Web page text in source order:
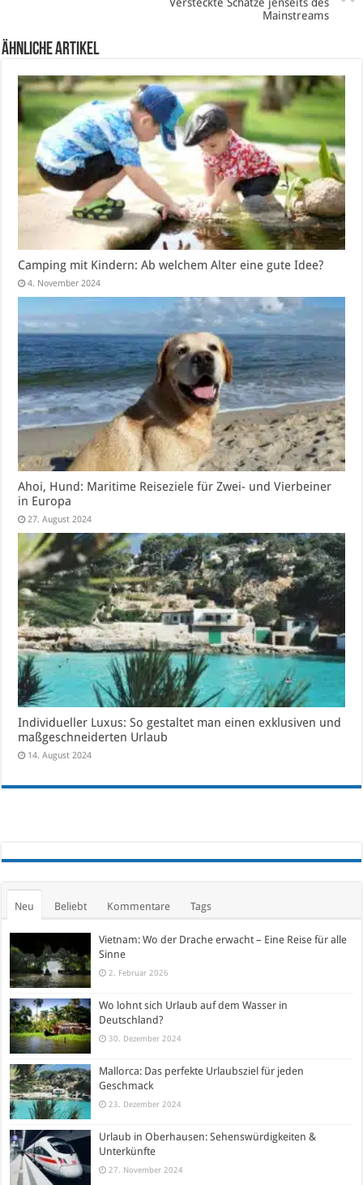
Versteckte Schätze jenseits des
Mainstreams
Ähnliche Artikel
Camping mit Kindern: Ab welchem Alter eine gute Idee?
4. November 2024
Ahoi, Hund: Maritime Reiseziele für Zwei- und Vierbeiner
in Europa
27. August 2024
Individueller Luxus: So gestaltet man einen exklusiven und
maßgeschneiderten Urlaub
14. August 2024
Neu Beliebt Kommentare Tags
Vietnam: Wo der Drache erwacht – Eine Reise für alle
Sinne
2. Februar 2026
Wo lohnt sich Urlaub auf dem Wasser in
Deutschland?
30. Dezember 2024
Mallorca: Das perfekte Urlaubsziel für jeden
Geschmack
23. Dezember 2024
Urlaub in Oberhausen: Sehenswürdigkeiten &
Unterkünfte
27. November 2024